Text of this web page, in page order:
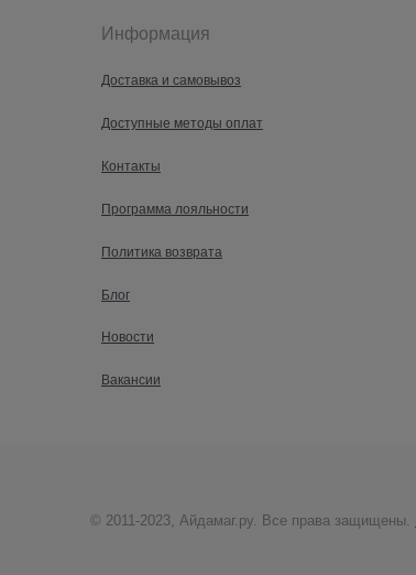
Информация
Доставка и самовывоз
Доступные методы оплат
Контакты
Программа лояльности
Политика возврата
Блог
Новости
Вакансии
© 2011-2023, Айдамаг.ру. Все права защищены.